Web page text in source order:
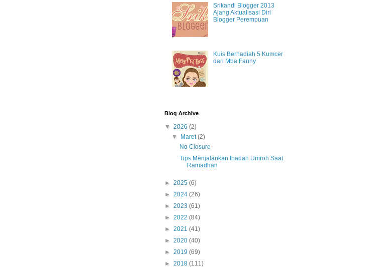
Srikandi Blogger 2013
Ajang Aktualisasi Diri
Blogger Perempuan
Kuis Berhadiah 5 Kumcer
dari Mba Fanny
Blog Archive
▼ 2026 (2)
▼ Maret(2)
No Closure
Tips Menjalankan Ibadah Umroh Saat
Ramadhan
► 2025 (6)
► 2024 (26)
► 2023 (61)
► 2022 (84)
► 2021 (41)
► 2020 (40)
► 2019 (69)
► 2018 (111)